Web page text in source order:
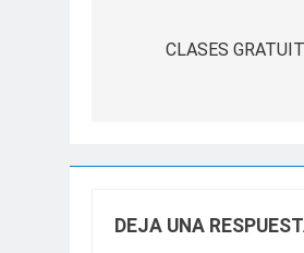
CLASES
DEJA UNA